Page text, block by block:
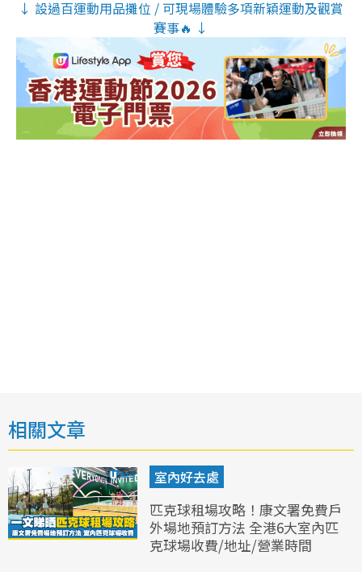
↓ 設過百運動用品攤位 / 可現場體驗多項新穎運動及觀賞
賽事🔥 ↓
相關文章
室內好去處
匹克球租場攻略！康文署免費戶
外場地預訂方法 全港6大室內匹
克球場收費/地址/營業時間